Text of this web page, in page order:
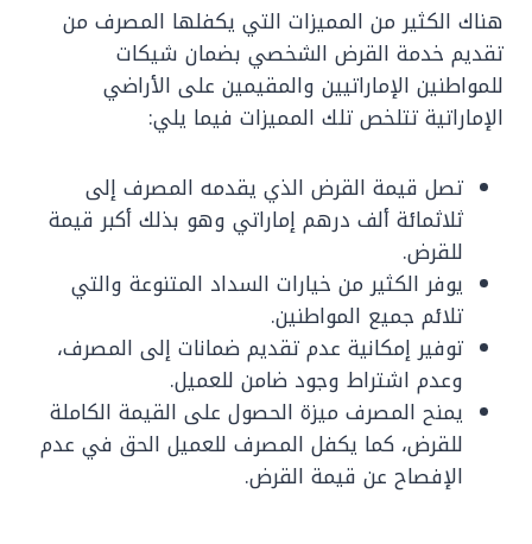
هناك الكثير من المميزات التي يكفلها المصرف من
تقديم خدمة القرض الشخصي بضمان شيكات
للمواطنين الإماراتيين والمقيمين على الأراضي
الإماراتية تتلخص تلك المميزات فيما يلي:
تصل قيمة القرض الذي يقدمه المصرف إلى
ثلاثمائة ألف درهم إماراتي وهو بذلك أكبر قيمة
للقرض.
يوفر الكثير من خيارات السداد المتنوعة والتي
تلائم جميع المواطنين.
توفير إمكانية عدم تقديم ضمانات إلى المصرف،
وعدم اشتراط وجود ضامن للعميل.
يمنح المصرف ميزة الحصول على القيمة الكاملة
للقرض، كما يكفل المصرف للعميل الحق في عدم
الإفصاح عن قيمة القرض.